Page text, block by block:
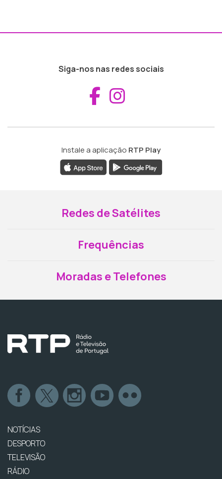
Siga-nos nas redes sociais
Aceder ao
Instale a aplicação RTP Play
Redes de Satélites
Frequências
Moradas e Telefones
NOTÍCIAS
DESPORTO
TELEVISÃO
RÁDIO